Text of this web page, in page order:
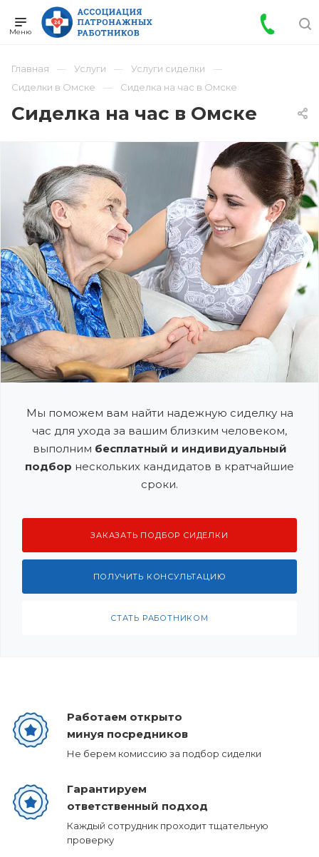
Главная Услуги
Услуги сиделки
Сиделки в Омске
Сиделка на час в Омске
Сиделка на час в Омске
Мы поможем вам найти надежную сиделку на
час для ухода за вашим близким человеком,
выполним бесплатный и индивидуальный
подбор нескольких кандидатов в кратчайшие
сроки.
ЗАКАЗАТЬ ПОДБОР СИДЕЛКИ
ПОЛУЧИТЬ КОНСУЛЬТАЦИЮ
СТАТЬ РАБОТНИКОМ
Работаем открыто
минуя посредников
Не берем комиссию за подбор сиделки
Гарантируем
ответственный подход
Каждый сотрудник проходит тщательную
проверку